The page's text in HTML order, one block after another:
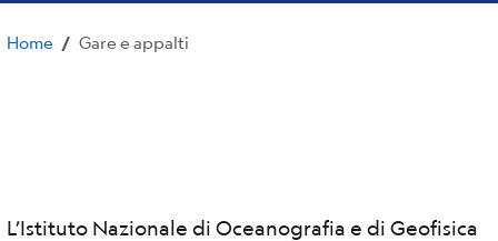
Home / Gare e appalti
L’Istituto Nazionale di Oceanografia e di Geofisica